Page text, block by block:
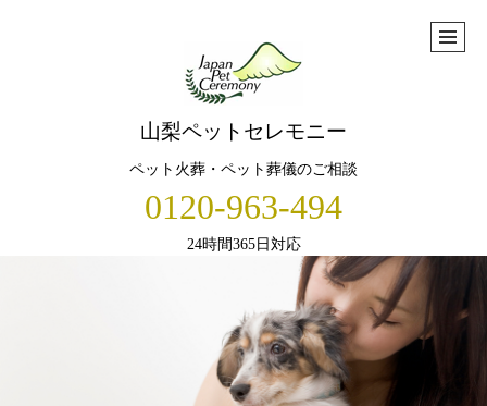
山梨ペットセレモニー
ペット火葬・ペット葬儀のご相談
0120-963-494
24時間365日対応